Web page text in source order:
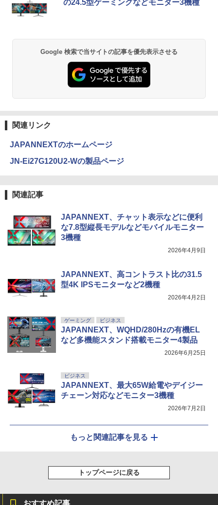
の24.5型ゲーミングなどモニター3機種
Google 検索で当サイトの記事を優先表示させる
関連リンク
JAPANNEXTのホームページ
JN-Ei27G120U2-Wの製品ページ
関連記事
JAPANNEXT、チャット表示などに便利
な7.8型縦長モデルなどモバイルモニター
3機種
2026年4月9日
JAPANNEXT、高コントラスト比の31.5
型4K IPSモニターなど2機種
2026年4月2日
ゲーミング ビジネス
JAPANNEXT、WQHD/280Hzの有機EL
など多機能スタンド搭載モニター4製品
2026年6月25日
ビジネス
JAPANNEXT、最大65W給電やデイジー
チェーン対応などモニター3機種
2026年7月2日
もっと関連記事を見る
トップページに戻る